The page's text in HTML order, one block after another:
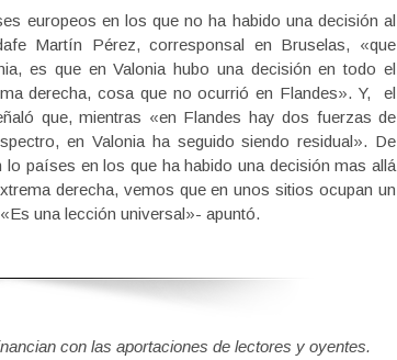
europeos en los que no ha habido una decisión al
Martín Pérez, corresponsal en Bruselas, «que
es que en Valonia hubo una decisión en todo el
derecha, cosa que no ocurrió en Flandes». Y, el
que, mientras «en Flandes hay dos fuerzas de
en Valonia ha seguido siendo residual». De
países en los que ha habido una decisión mas allá
derecha, vemos que en unos sitios ocupan un
una lección universal»- apuntó.
con las aportaciones de lectores y oyentes.